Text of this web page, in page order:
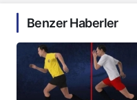
Benzer Haberler